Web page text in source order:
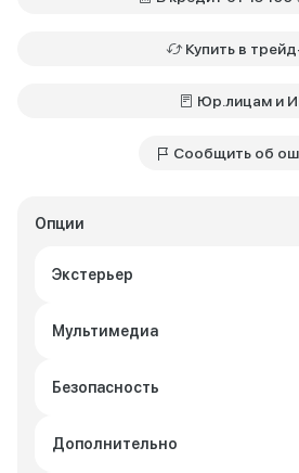
Опции
Экстерьер
Мультимедиа
Безопасность
Дополнительно
Купить в
Юр.лицам и
Сообщить об